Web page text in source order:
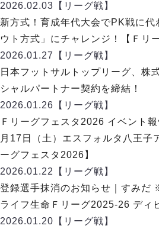
2026.02.03 【リーグ戦】
新方式！育成年代大会でPK戦に
ウト方式」にチャレンジ！【Ｆリ
2026.01.27
【リーグ戦】
日本フットサルトップリーグ、株
シャルパートナー契約を締結！
2026.01.26 【リーグ戦】
Ｆリーグフェスタ2026 イベント
月17日（土）エスフォルタ八王子
ーグフェスタ2026】
2026.01.22
【リーグ戦】
登録選手抹消のお知らせ｜すみだ
ライフ生命Ｆリーグ2025-26 ディ
2026.01.20 【リーグ戦】